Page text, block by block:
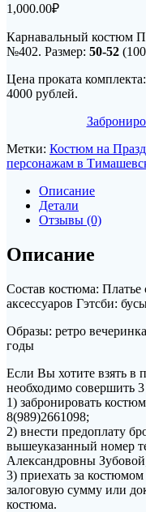
1,000.00₽
Карнавальный костюм
№402. Размер: 50-52
Цена проката
4000 рублей.
Метки: Костюм на
персонажам в
Описание
Детали
Отзывы (0)
Описание
Состав костюма: Платье
аксессуаров Гэтсби:
Образы: ретро
годы
Если Вы хотите взять в
необходимо совершить 3
1) забронировать
8(989)2661098;
2) внести предоплату
вышеуказанный номер
Александровны
3) приехать за
залоговую сумму или
костюма.